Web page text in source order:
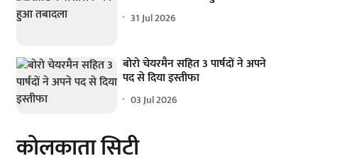
31 Jul 2026
बोरो चेयरमैन सहित 3 पार्षदों ने अपने
पद से दिया इस्तीफा
03 Jul 2026
कोलकाता सिटी